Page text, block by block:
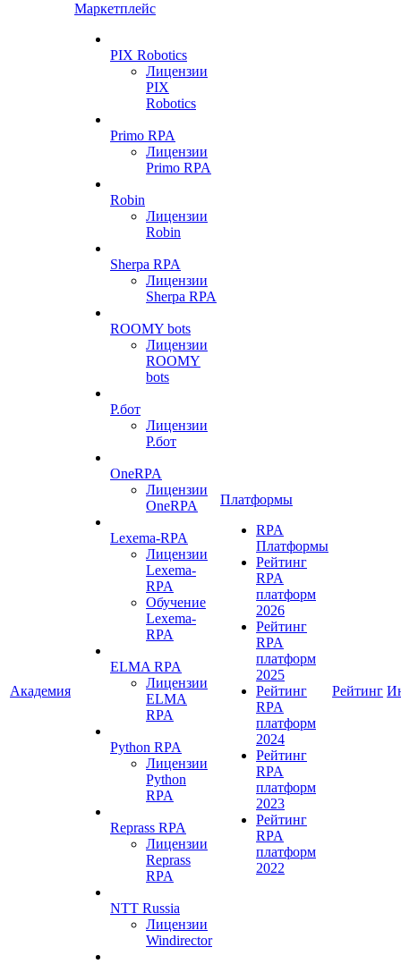
Академия
Маркетплейс
PIX Robotics
Лицензии
PIX
Robotics
Primo RPA
Лицензии
Primo RPA
Robin
Лицензии
Robin
Sherpa RPA
Лицензии
Sherpa RPA
ROOMY bots
Лицензии
ROOMY
bots
Р.бот
Лицензии
Р.бот
OneRPA
Лицензии
OneRPA
Lexema-RPA
Лицензии
Lexema-
RPA
Обучение
Lexema-
RPA
ELMA RPA
Лицензии
ELMA
RPA
Python RPA
Лицензии
Python
RPA
Reprass RPA
Лицензии
Reprass
RPA
NTT Russia
Лицензии
Windirector
Платформы
RPA
Платформы
Рейтинг
RPA
платформ
2026
Рейтинг
RPA
платформ
2025
Рейтинг
RPA
платформ
2024
Рейтинг
RPA
платформ
2023
Рейтинг
RPA
платформ
2022
Рейтинг